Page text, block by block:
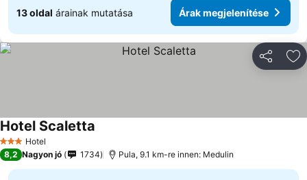
13 oldal árainak mutatása Árak megjelenítése
3 Kategória
Hotel
Hotel Scaletta
8,2 Nagyon jó 1734 Pula, 9.1 km-re innen: Medulin